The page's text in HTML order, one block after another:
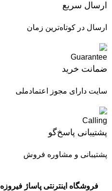
ارسال سریع
ارسال در کوتاه‌ترین زمان
ضمانت خرید
سایت دارای مجوز اعتمادملی
پشتیبانی پاسخ‌گو
پشتیبانی و مشاوره فروش
فروشگاه اینترنتی پاساژ فیروزه